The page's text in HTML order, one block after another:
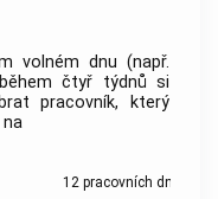
volném dnu (např.
čtyř týdnů si
pracovník, který
12 pracovních dnů,